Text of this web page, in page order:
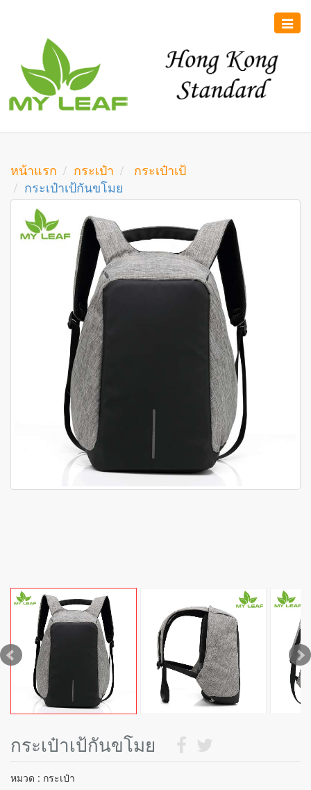
Toggle
หน้าแรก กระเป๋า
กระเป๋าเป้
กระเป๋าเป้กันขโมย
กระเป๋าเป้กันขโมย
หมวด : กระเป๋า